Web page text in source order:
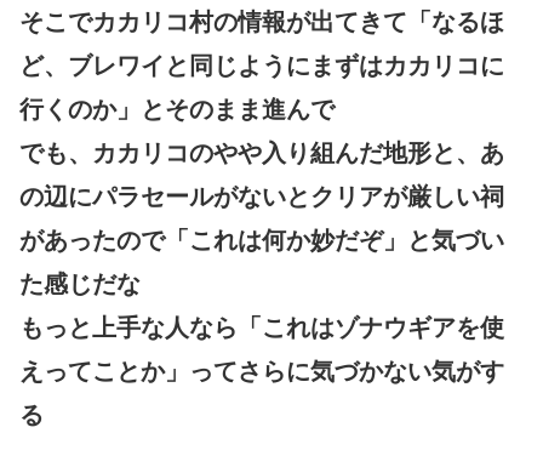
そこでカカリコ村の情報が出てきて「なるほ
ど、ブレワイと同じようにまずはカカリコに
行くのか」とそのまま進んで
でも、カカリコのやや入り組んだ地形と、あ
の辺にパラセールがないとクリアが厳しい祠
があったので「これは何か妙だぞ」と気づい
た感じだな
もっと上手な人なら「これはゾナウギアを使
えってことか」ってさらに気づかない気がす
る